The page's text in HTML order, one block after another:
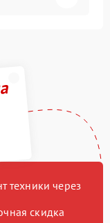
техники через
скидка